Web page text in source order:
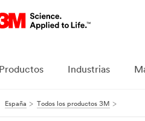
Productos Industrias
España Todos los productos 3M